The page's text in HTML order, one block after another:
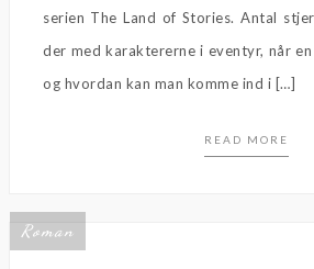
serien The Land of Stories. Antal
der med karaktererne i eventyr, når
og hvordan kan man komme ind i […]
READ MORE
Roman